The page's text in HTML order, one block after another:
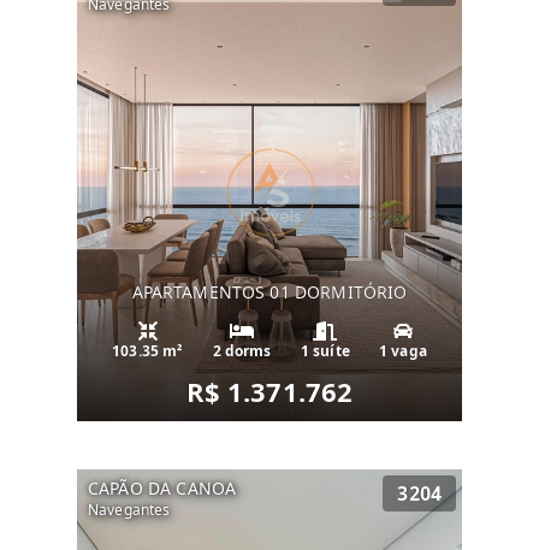
Navegantes
APARTAMENTOS 01 DORMITÓRIO
103.35 m² 2 dorms 1 suíte 1 vaga
R$ 1.371.762
CAPÃO DA CANOA
Navegantes
3204